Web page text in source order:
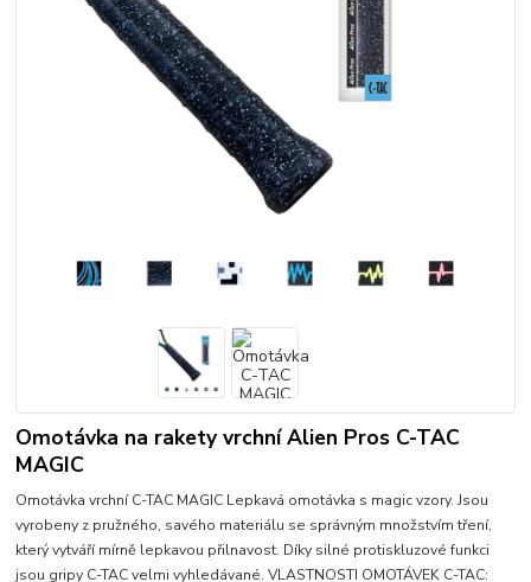
Omotávka na rakety vrchní Alien Pros C-TAC
MAGIC
Omotávka vrchní C-TAC MAGIC Lepkavá omotávka s magic vzory. Jsou
vyrobeny z pružného, savého materiálu se správným množstvím tření,
který vytváří mírně lepkavou přilnavost. Díky silné protiskluzové funkci
jsou gripy C-TAC velmi vyhledávané. VLASTNOSTI OMOTÁVEK C-TAC: